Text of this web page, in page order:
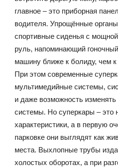
главное – это приборная
водителя. Упрощённые
спортивные сиденья с
руль, напоминающий
машину ближе к болиду, чем
При этом современные
мультимедийные системы,
и даже возможность изменять
системы. Но суперкары – это
характеристики, а в первую
парковке они выглядят как
места. Выхлопные трубы
холостых оборотах, а при